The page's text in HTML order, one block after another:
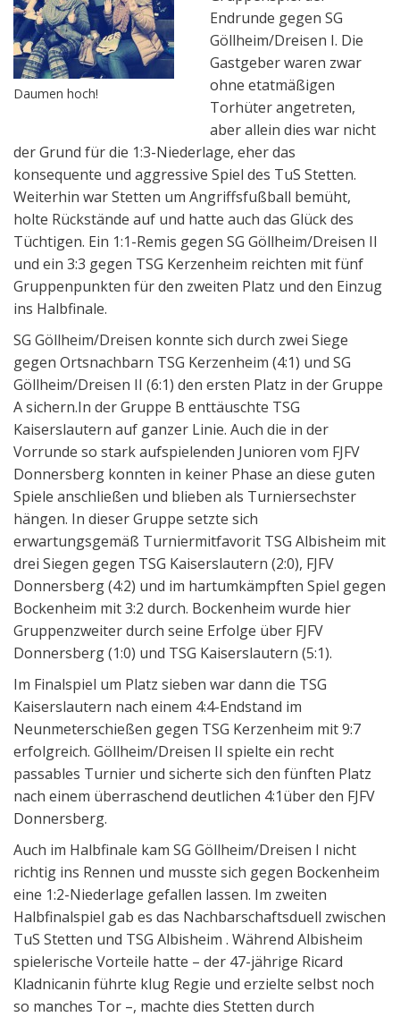
Daumen hoch!
Endrunde gegen SG
Göllheim/Dreisen I. Die
Gastgeber waren zwar
ohne etatmäßigen
Torhüter angetreten,
aber allein dies war nicht
der Grund für die 1:3-Niederlage, eher das
konsequente und aggressive Spiel des TuS Stetten.
Weiterhin war Stetten um Angriffsfußball bemüht,
holte Rückstände auf und hatte auch das Glück des
Tüchtigen. Ein 1:1-Remis gegen SG Göllheim/Dreisen II
und ein 3:3 gegen TSG Kerzenheim reichten mit fünf
Gruppenpunkten für den zweiten Platz und den Einzug
ins Halbfinale.
SG Göllheim/Dreisen konnte sich durch zwei Siege
gegen Ortsnachbarn TSG Kerzenheim (4:1) und SG
Göllheim/Dreisen II (6:1) den ersten Platz in der Gruppe
A sichern.In der Gruppe B enttäuschte TSG
Kaiserslautern auf ganzer Linie. Auch die in der
Vorrunde so stark aufspielenden Junioren vom FJFV
Donnersberg konnten in keiner Phase an diese guten
Spiele anschließen und blieben als Turniersechster
hängen. In dieser Gruppe setzte sich
erwartungsgemäß Turniermitfavorit TSG Albisheim mit
drei Siegen gegen TSG Kaiserslautern (2:0), FJFV
Donnersberg (4:2) und im hartumkämpften Spiel gegen
Bockenheim mit 3:2 durch. Bockenheim wurde hier
Gruppenzweiter durch seine Erfolge über FJFV
Donnersberg (1:0) und TSG Kaiserslautern (5:1).
Im Finalspiel um Platz sieben war dann die TSG
Kaiserslautern nach einem 4:4-Endstand im
Neunmeterschießen gegen TSG Kerzenheim mit 9:7
erfolgreich. Göllheim/Dreisen II spielte ein recht
passables Turnier und sicherte sich den fünften Platz
nach einem überraschend deutlichen 4:1über den FJFV
Donnersberg.
Auch im Halbfinale kam SG Göllheim/Dreisen I nicht
richtig ins Rennen und musste sich gegen Bockenheim
eine 1:2-Niederlage gefallen lassen. Im zweiten
Halbfinalspiel gab es das Nachbarschaftsduell zwischen
TuS Stetten und TSG Albisheim . Während Albisheim
spielerische Vorteile hatte – der 47-jährige Ricard
Kladnicanin führte klug Regie und erzielte selbst noch
so manches Tor –, machte dies Stetten durch